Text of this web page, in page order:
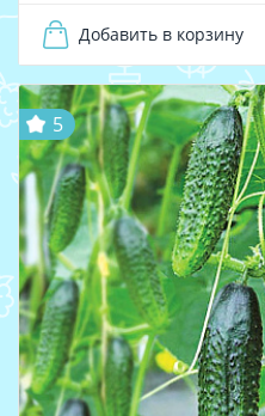
Добавить в корзину
5